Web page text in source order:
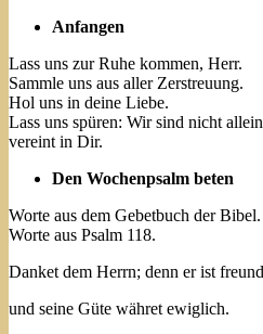
Anfangen
Lass uns zur Ruhe kommen, Herr.
Sammle uns aus aller Zerstreuung.
Hol uns in deine Liebe.
Lass uns spüren: Wir sind nicht
vereint in Dir.
Den Wochenpsalm beten
Worte aus dem Gebetbuch der Bibel.
Worte aus Psalm 118.
Danket dem Herrn; denn er ist
und seine Güte währet ewiglich.